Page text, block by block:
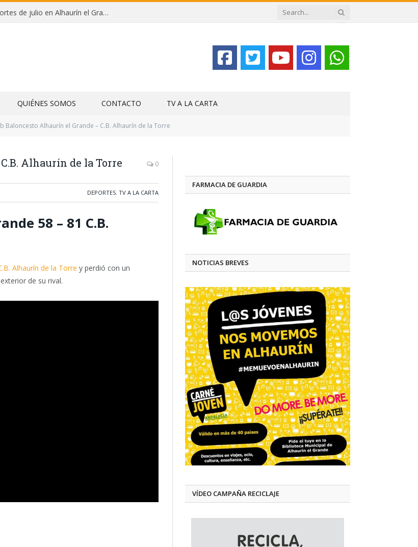
Campamentos de educación y deportes de julio en Alhaurín el Grande y Villa del Guadalhorce
QUIÉNES SOMOS CONTACTO TV A LA CARTA
Baloncesto Alhaurín el Grande – C.B. Alhaurín de la Torre
Alhaurín de la Torre 0
DEPORTES, TV A LA CARTA
58 – 81 C.B.
Alhaurín de la Torre y perdió con un
de su rival.
FARMACIA DE GUARDIA
NOTICIAS BREVES
VÍDEO CAMPAÑA RECICLAJE